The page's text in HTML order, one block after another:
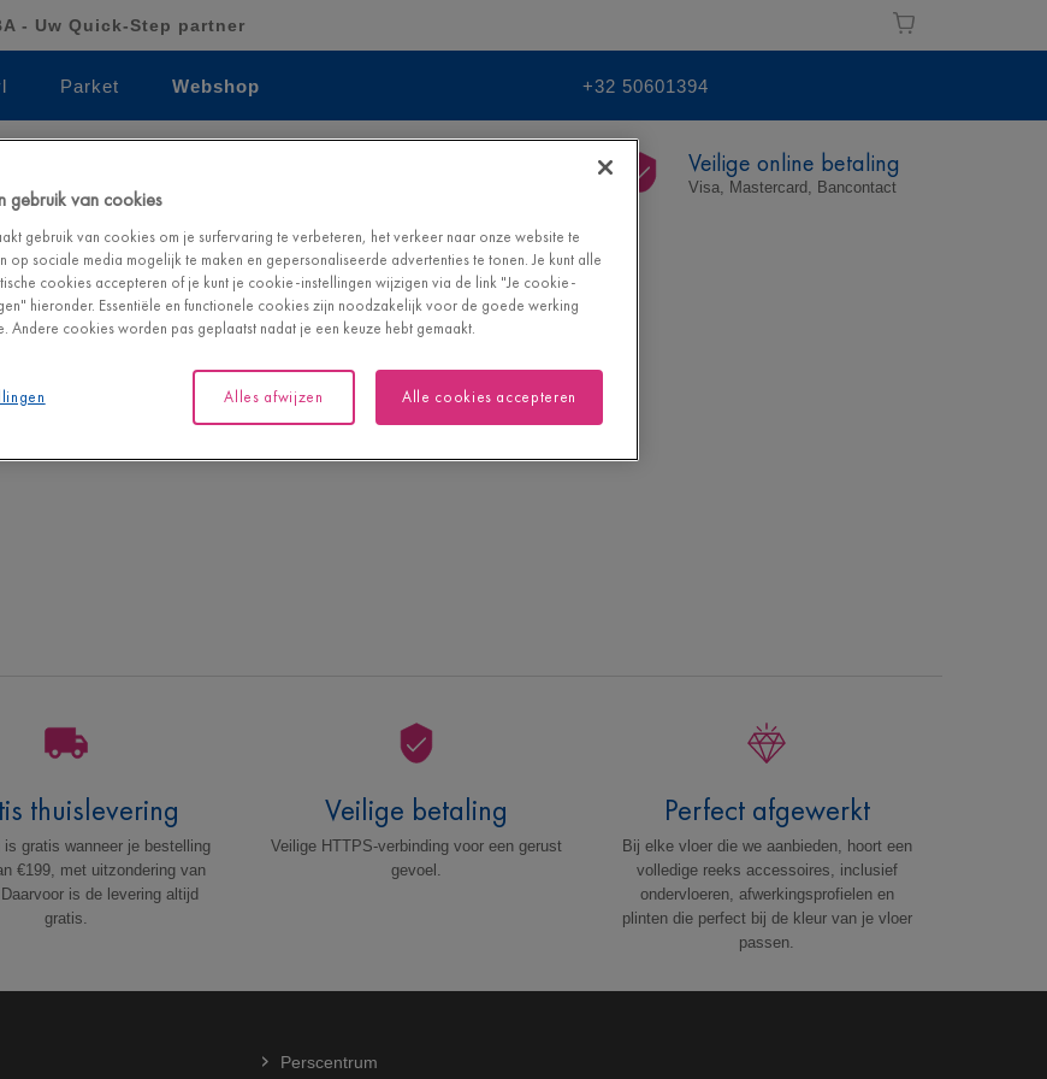
- Uw Quick-Step partner
Parket Webshop +32 50601394
€199
Veilige online betaling
Visa, Mastercard, Bancontact
en de bijbehorende accessoires te vinden.
thuislevering
is gratis wanneer je bestelling
€199, met uitzondering van
is de levering altijd
gratis.
Veilige betaling
Veilige HTTPS-verbinding voor een gerust
gevoel.
Perfect afgewerkt
Bij elke vloer die we aanbieden, hoort een
volledige reeks accessoires, inclusief
ondervloeren, afwerkingsprofielen en
plinten die perfect bij de kleur van je vloer
passen.
Perscentrum
gebruik van cookies
gebruik van cookies om je surfervaring te verbeteren, het verkeer naar onze website te
op sociale media mogelijk te maken en gepersonaliseerde advertenties te tonen. Je kunt alle
cookies accepteren of je kunt je cookie-instellingen wijzigen via de link "Je cookie-
hieronder. Essentiële en functionele cookies zijn noodzakelijk voor de goede werking
Andere cookies worden pas geplaatst nadat je een keuze hebt gemaakt.
Alles afwijzen Alle cookies accepteren